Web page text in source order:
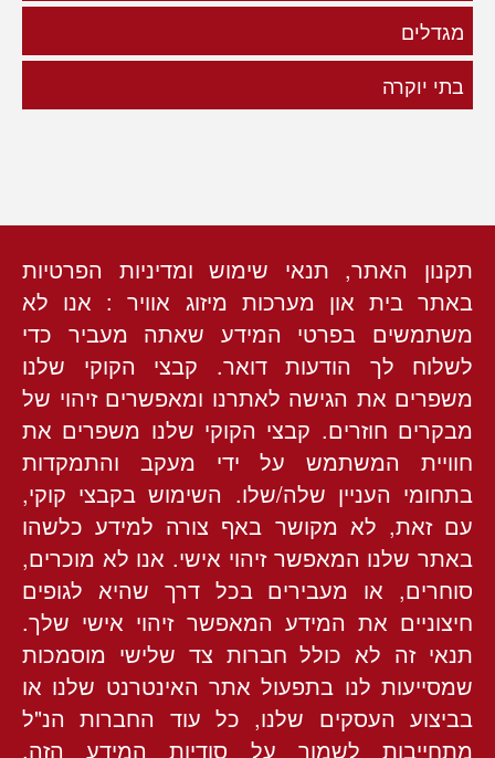
מגדלים
בתי יוקרה
תקנון האתר, תנאי שימוש ומדיניות הפרטיות
באתר בית און מערכות מיזוג אוויר : אנו לא
משתמשים בפרטי המידע שאתה מעביר כדי
לשלוח לך הודעות דואר. קבצי הקוקי שלנו
משפרים את הגישה לאתרנו ומאפשרים זיהוי של
מבקרים חוזרים. קבצי הקוקי שלנו משפרים את
חוויית המשתמש על ידי מעקב והתמקדות
בתחומי העניין שלה/שלו. השימוש בקבצי קוקי,
עם זאת, לא מקושר באף צורה למידע כלשהו
באתר שלנו המאפשר זיהוי אישי. אנו לא מוכרים,
סוחרים, או מעבירים בכל דרך שהיא לגופים
חיצוניים את המידע המאפשר זיהוי אישי שלך.
תנאי זה לא כולל חברות צד שלישי מוסמכות
שמסייעות לנו בתפעול אתר האינטרנט שלנו או
בביצוע העסקים שלנו, כל עוד החברות הנ"ל
מתחייבות לשמור על סודיות המידע הזה.